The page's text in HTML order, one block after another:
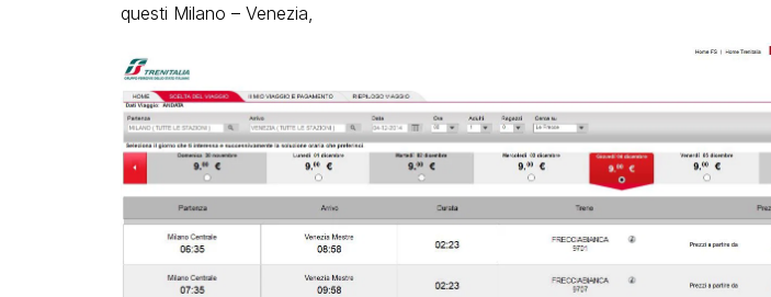
questi Milano – Venezia,